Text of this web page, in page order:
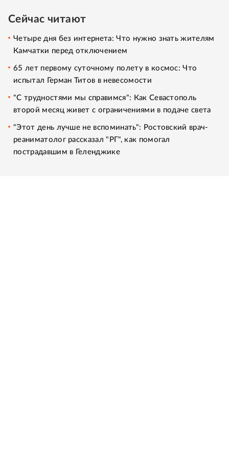
Сейчас читают
Четыре дня без интернета: Что нужно знать жителям
Камчатки перед отключением
65 лет первому суточному полету в космос: Что
испытал Герман Титов в невесомости
"С трудностями мы справимся": Как Севастополь
второй месяц живет с ограничениями в подаче света
"Этот день лучше не вспоминать": Ростовский врач-
реаниматолог рассказал "РГ", как помогал
пострадавшим в Геленджике